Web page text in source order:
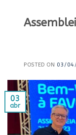
POSTED ON 03/
03
abr